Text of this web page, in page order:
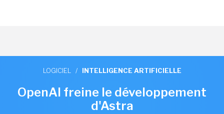
LOGICIEL / INTELLIGENCE ARTIFICIELLE
OpenAI freine le développement
d'Astra